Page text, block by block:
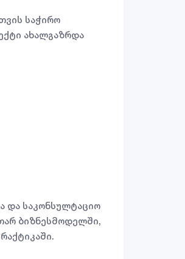
საჭირო
ახალგაზრდა
და საკონსულტაციო
ბიზნესმოდელში,